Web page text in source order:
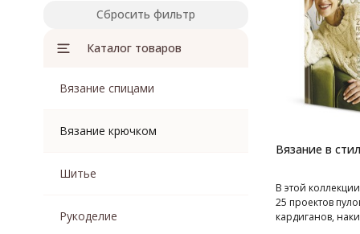
Вязание в
В этой
25 проектов
кардиганов,
Сбросить фильтр
Каталог товаров
Вязание спицами
Вязание крючком
Шитье
Рукоделие